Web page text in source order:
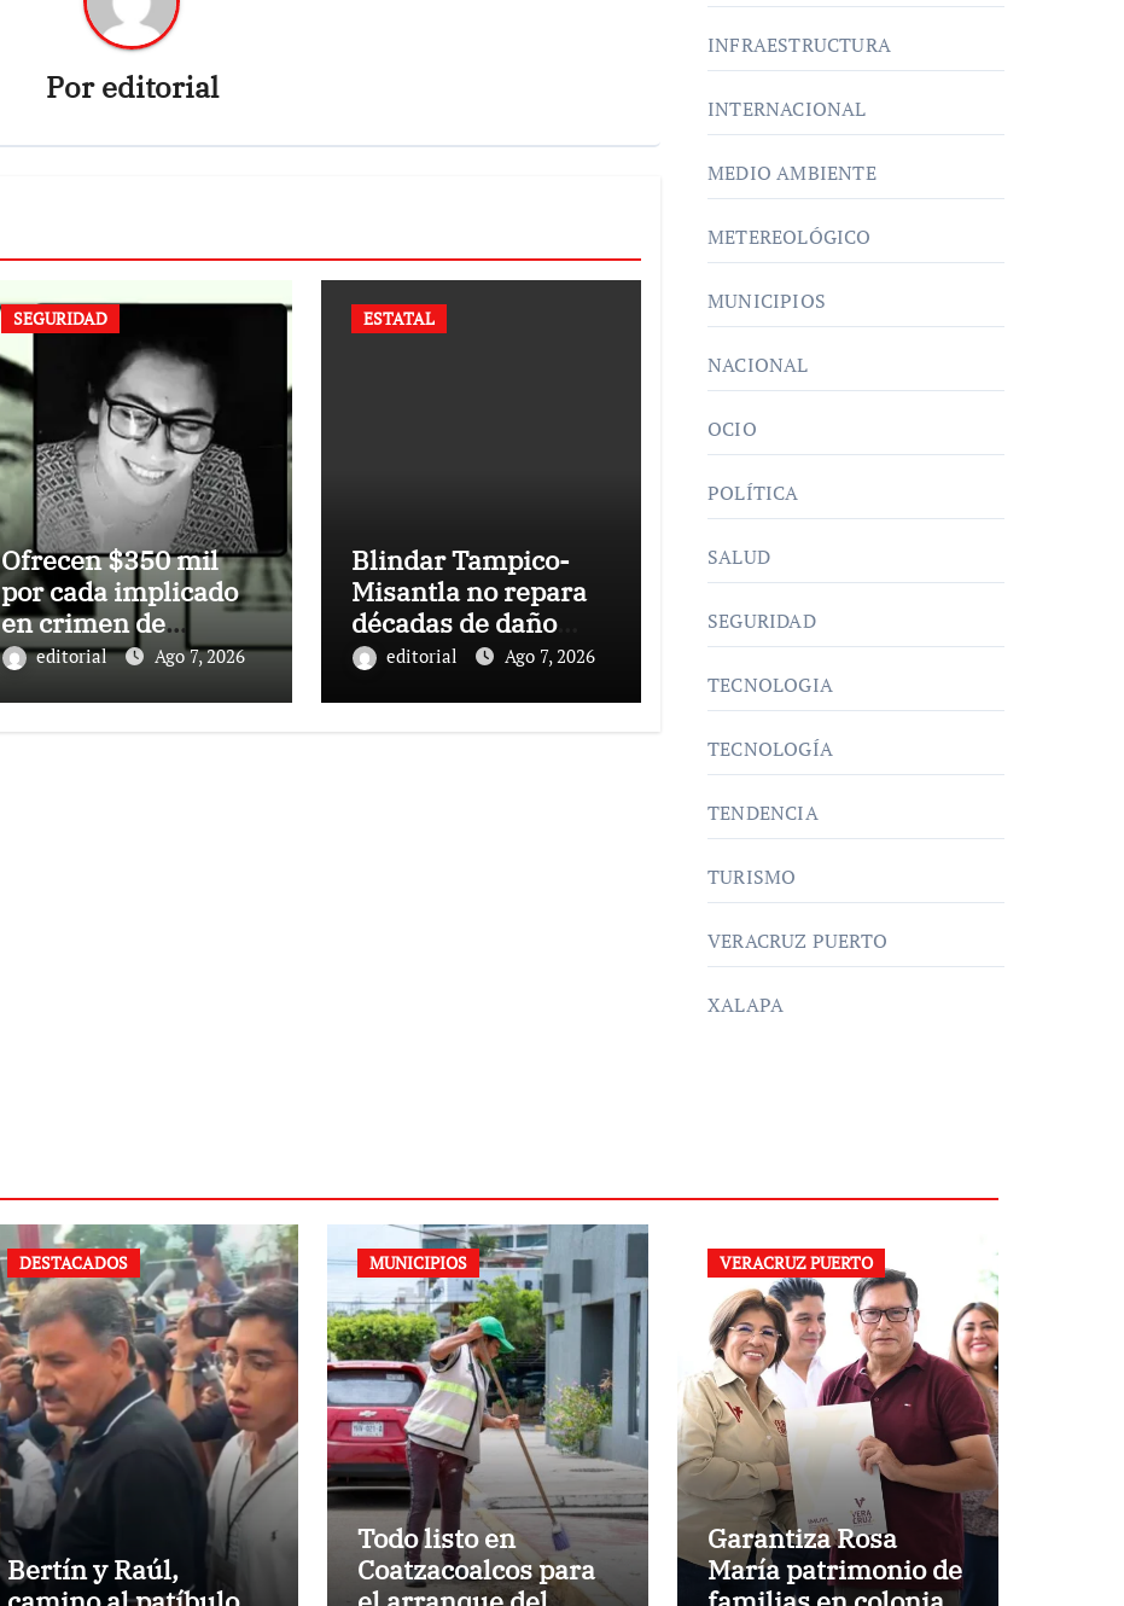
Poreditorial
SEGURIDAD
Ofrecen $350 mil
por cada implicado
en crimen de
Avisack Douglas
editorial Ago 7, 2026
ESTATAL
Blindar Tampico-
Misantla no repara
décadas de daño
petrolero en
editorial Ago 7, 2026
INFRAESTRUCTURA
INTERNACIONAL
MEDIO AMBIENTE
METEREOLÓGICO
MUNICIPIOS
NACIONAL
OCIO
POLÍTICA
SALUD
SEGURIDAD
TECNOLOGIA
TECNOLOGÍA
TENDENCIA
TURISMO
VERACRUZ PUERTO
XALAPA
DESTACADOS
Bertín y Raúl,
MUNICIPIOS
Todo listo en
Coatzacoalcos para
VERACRUZ PUERTO
Garantiza Rosa
María patrimonio de